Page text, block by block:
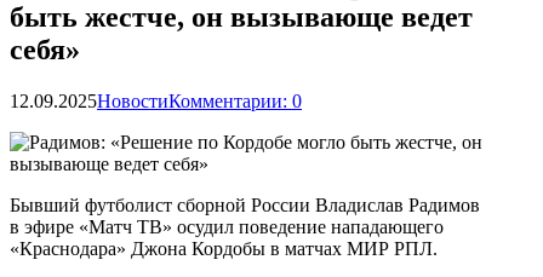
быть жестче, он вызывающе ведет
себя»
12.09.2025НовостиКомментарии: 0
Бывший футболист сборной России Владислав Радимов
в эфире «Матч ТВ» осудил поведение нападающего
«Краснодара» Джона Кордобы в матчах МИР РПЛ.